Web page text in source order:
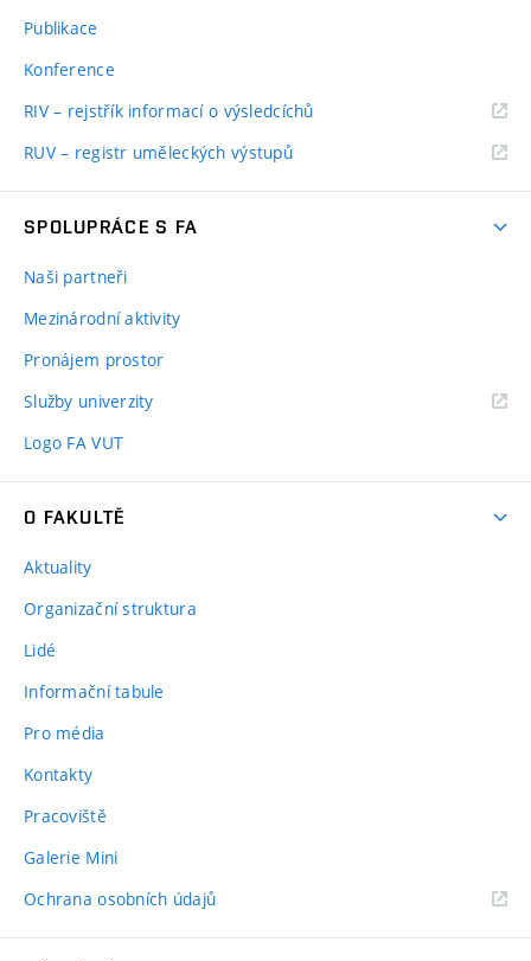
Publikace
Konference
RIV – rejstřík informací o výsledcíchů
RUV – registr uměleckých výstupů
SPOLUPRÁCE S FA
Naši partneři
Mezinárodní aktivity
Pronájem prostor
Služby univerzity
Logo FA VUT
O FAKULTĚ
Aktuality
Organizační struktura
Lidé
Informační tabule
Pro média
Kontakty
Pracoviště
Galerie Mini
Ochrana osobních údajů